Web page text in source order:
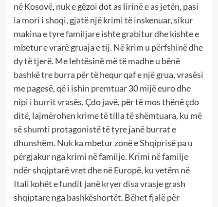
në Kosovë, nuk e gëzoi dot as lirinë e as jetën, pasi
ia mori i shoqi, gjatë një krimi të inskenuar, sikur
makina e tyre familjare ishte grabitur dhe kishte e
mbetur e vrarë gruaja e tij. Në krim u përfshinë dhe
dy të tjerë. Me lehtësinë më të madhe u bënë
bashkë tre burra për të hequr qaf e një grua, vrasësi
me pagesë, që i ishin premtuar 30 mijë euro dhe
nipi i burrit vrasës. Çdo javë, për të mos thënë çdo
ditë, lajmërohen krime të tilla të shëmtuara, ku më
së shumti protagonistë të tyre janë burrat e
dhunshëm. Nuk ka mbetur zonë e Shqiprisë pa u
përgjakur nga krimi në familje. Krimi në familje
ndër shqiptarë vret dhe në Europë, ku vetëm në
Itali kohët e fundit janë kryer disa vrasje grash
shqiptare nga bashkëshortët. Bëhet fjalë për